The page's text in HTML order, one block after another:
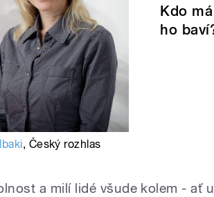
Kdo
ho
, Český rozhlas
a milí lidé všude kolem - ať